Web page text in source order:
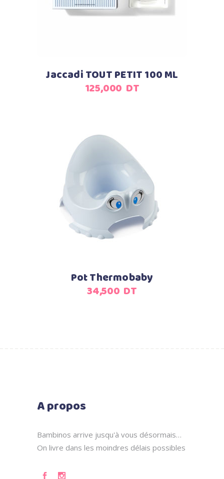
Jaccadi TOUT PETIT 100 ML
125,000 DT
Ajouter au panier
Pot Thermobaby
34,500 DT
A propos
Bambinos arrive jusqu'à vous désormais…
On livre dans les moindres délais possibles